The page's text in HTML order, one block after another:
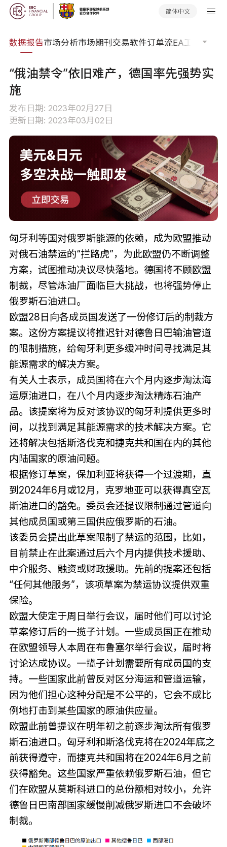
简体中文
数据报告市场分析市场期刊交易软件订单流EA工具库
“俄油禁令”依旧难产，德国率先强势实
施
发布日期: 2023年02月27日
更新日期: 2023年03月02日
匈牙利等国对俄罗斯能源的依赖，成为欧盟推动
对俄石油禁运的“拦路虎”，为此欧盟仍不断调整
方案，试图推动决议尽快落地。德国将不顾欧盟
制裁，尽管炼油厂面临巨大挑战，也将强势停止
俄罗斯石油进口。
欧盟28日向各成员国发送了一份修订后的制裁方
案。这份方案提议将推迟针对德鲁日巴输油管道
的限制措施，给匈牙利更多缓冲时间寻找满足其
能源需求的解决方案。
有关人士表示，成员国将在六个月内逐步淘汰海
运原油进口，在八个月内逐步淘汰精炼石油产
品。该提案将为反对该协议的匈牙利提供更多时
间，以找到满足其能源需求的技术解决方案。它
还将解决包括斯洛伐克和捷克共和国在内的其他
内陆国家的原油问题。
根据修订草案，保加利亚将获得一个过渡期，直
到2024年6月或12月，克罗地亚可以获得真空瓦
斯油进口的豁免。委员会还提议限制通过管道向
其他成员国或第三国供应俄罗斯的石油。
该委员会提出此草案限制了禁运的范围，比如，
目前禁止在此案通过后六个月内提供技术援助、
中介服务、融资或财政援助。先前的提案还包括
“任何其他服务”，该项草案为禁运协议提供双重
保险。
欧盟大使定于周日举行会议，届时他们可以讨论
草案修订后的一揽子计划。一些成员国正在推动
在欧盟领导人本周在布鲁塞尔举行会议，届时将
讨论达成协议。一揽子计划需要所有成员国的支
持。一些国家此前曾反对区分海运和管道运输，
因为他们担心这种分配是不公平的，它会不成比
例地打击到某些国家的原油供应量。
欧盟此前曾提议在明年初之前逐步淘汰所有俄罗
斯石油进口。匈牙利和斯洛伐克将在2024年底之
前获得遵守，而捷克共和国将在2024年6月之前
获得豁免。这些国家严重依赖俄罗斯石油，但它
们在欧盟从莫斯科进口的总份额相对较小，允许
德鲁日巴南部国家缓慢削减俄罗斯进口不会破坏
制裁。